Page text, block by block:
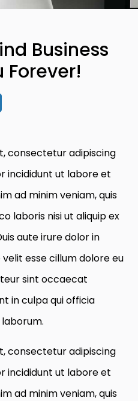
Business
Forever!
consectetur adipiscing
incididunt ut labore et
ad minim veniam, quis
laboris nisi ut aliquip ex
aute irure dolor in
esse cillum dolore eu
sint occaecat
in culpa qui officia
consectetur adipiscing
incididunt ut labore et
ad minim veniam, quis